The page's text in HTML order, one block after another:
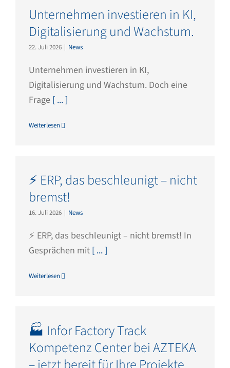
Unternehmen investieren in KI,
Digitalisierung und Wachstum.
22. Juli 2026 | News
Unternehmen investieren in KI,
Digitalisierung und Wachstum. Doch eine
Frage [ ... ]
Weiterlesen
⚡ ERP, das beschleunigt – nicht
bremst!
16. Juli 2026 | News
⚡ ERP, das beschleunigt – nicht bremst! In
Gesprächen mit [ ... ]
Weiterlesen
🏭 Infor Factory Track
Kompetenz Center bei AZTEKA